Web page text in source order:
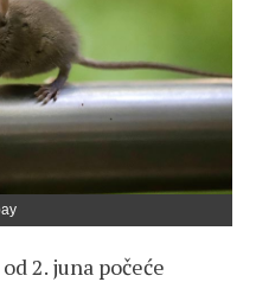
od 2. juna počeće